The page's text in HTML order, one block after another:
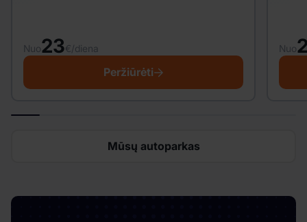
Nuo23€/diena
Peržiūrėti
Nuo
Mūsų autoparkas